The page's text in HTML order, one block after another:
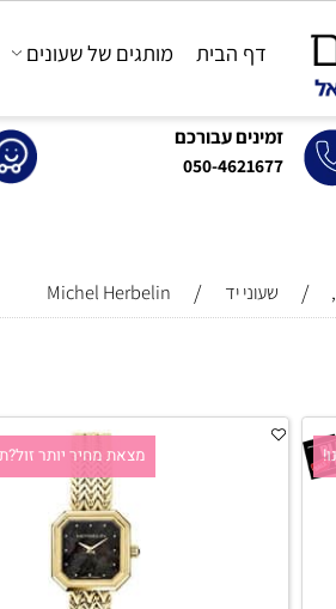
זמינים עבורכם
050-4621677
דף הבית מותגים של שעונים
שעוני יד /
Michel Herbelin
מצאת מחיר יותר